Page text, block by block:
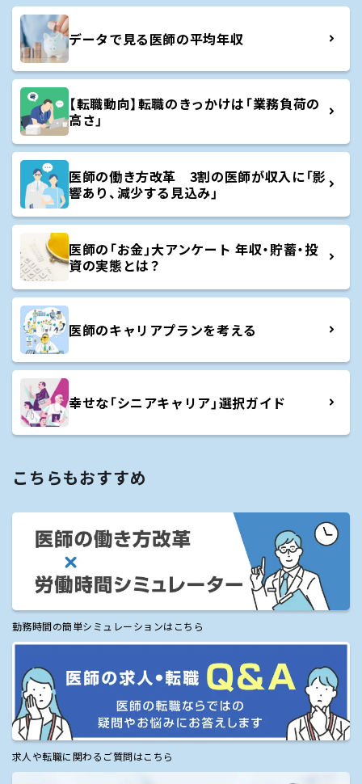
データで見る医師の平均年収
【転職動向】転職のきっかけは「業務負荷の
高さ」
医師の働き方改革 3割の医師が収入に「影
響あり、減少する見込み」
医師の「お金」大アンケート 年収・貯蓄・投
資の実態とは？
医師のキャリアプランを考える
幸せな「シニアキャリア」選択ガイド
こちらもおすすめ
勤務時間の簡単シミュレーションはこちら
求人や転職に関わるご質問はこちら